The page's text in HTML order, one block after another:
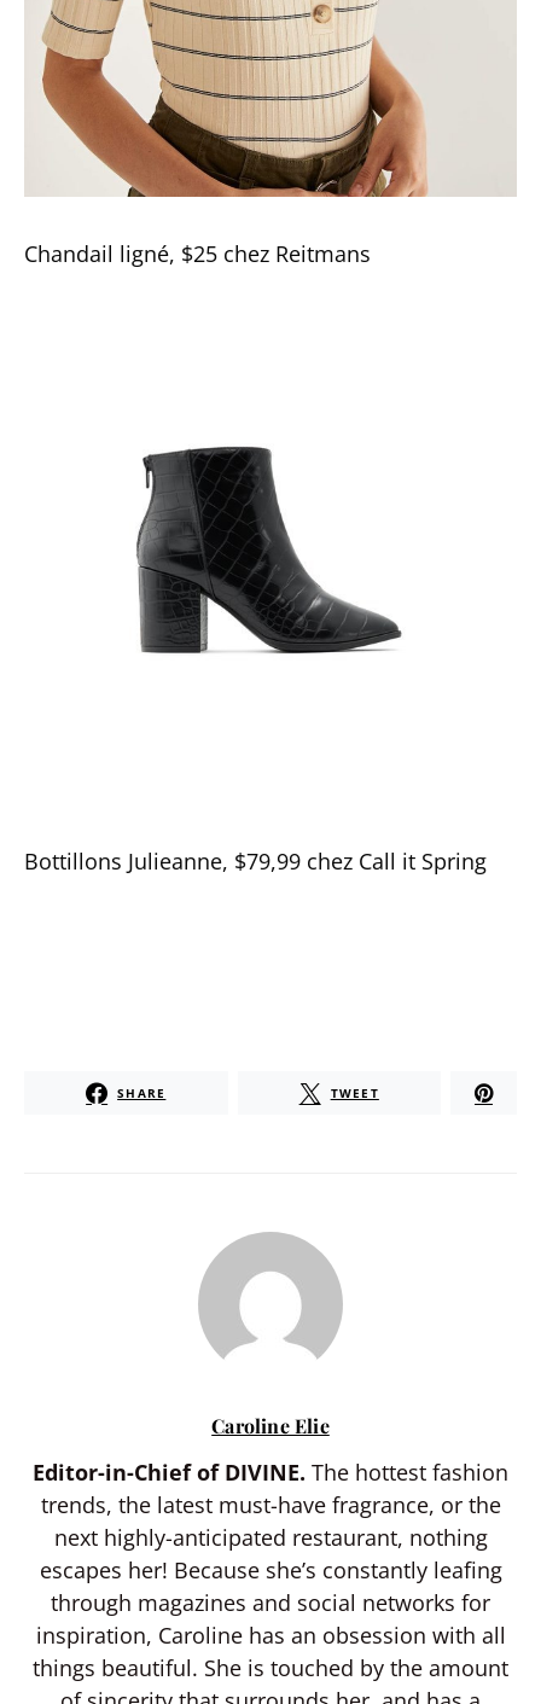
Chandail ligné, $25 chez Reitmans
Bottillons Julieanne, $79,99 chez Call it Spring
SHARE TWEET
Caroline Elie
Editor-in-Chief of DIVINE. The hottest fashion
trends, the latest must-have fragrance, or the
next highly-anticipated restaurant, nothing
escapes her! Because she’s constantly leafing
through magazines and social networks for
inspiration, Caroline has an obsession with all
things beautiful. She is touched by the amount